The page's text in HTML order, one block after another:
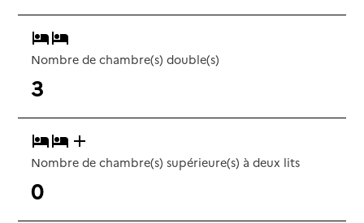
Nombre de chambre(s) double(s)
3
Nombre de chambre(s) supérieure(s) à deux lits
0